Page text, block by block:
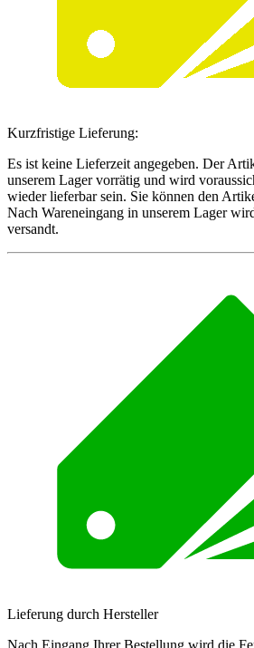
Kurzfristige Lieferung:
Es ist keine Lieferzeit angegeben. Der
unserem Lager vorrätig und wird
wieder lieferbar sein. Sie können den
Nach Wareneingang in unserem Lager
versandt.
Lieferung durch Hersteller